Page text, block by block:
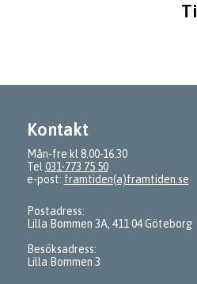
Kontakt
Mån-fre kl 8.00-16.30
Tel 031-773 75 50
e-post: framtiden(a)framtiden.se
Postadress:
Lilla Bommen 3A, 411 04 Göteborg
Besöksadress:
Lilla Bommen 3